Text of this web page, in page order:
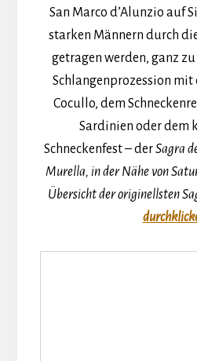
San Marco d’Alunzio auf
starken Männern durch
getragen werden, ganz
Schlangenprozession mit
Cocullo, dem
Sardinien oder dem
Schneckenfest – derSagra
Murella, in der Nähe von
Übersicht der originellsten